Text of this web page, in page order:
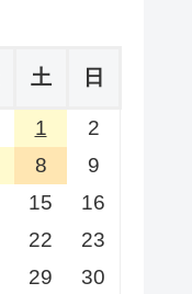
土 日
1
2
8
9
15
16
22
23
29
30